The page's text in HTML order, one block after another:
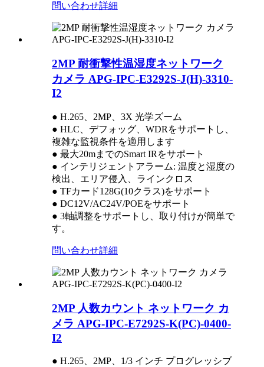
問い合わせ詳細
2MP 耐衝撃性温湿度ネットワーク
カメラ APG-IPC-E3292S-J(H)-3310-
I2
● H.265、2MP、3X 光学ズーム
● HLC、デフォッグ、WDRをサポートし、
複雑な監視条件を適用します
● 最大20mまでのSmart IRをサポート
● インテリジェントアラーム: 温度と湿度の
検出、エリア侵入、ラインクロス
● TFカード128G(10クラス)をサポート
● DC12V/AC24V/POEをサポート
● 3軸調整をサポートし、取り付けが簡単で
す。
問い合わせ詳細
2MP 人数カウント ネットワーク カ
メラ APG-IPC-E7292S-K(PC)-0400-
I2
● H.265、2MP、1/3 インチ プログレッシブ